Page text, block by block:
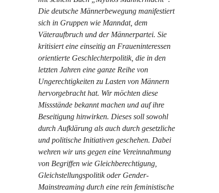
Die deutsche Männerbewegung manifestiert
sich in Gruppen wie Manndat, dem
Väteraufbruch und der Männerpartei. Sie
kritisiert eine einseitig an Fraueninteressen
orientierte Geschlechterpolitik, die in den
letzten Jahren eine ganze Reihe von
Ungerechtigkeiten zu Lasten von Männern
hervorgebracht hat. Wir möchten diese
Missstände bekannt machen und auf ihre
Beseitigung hinwirken. Dieses soll sowohl
durch Aufklärung als auch durch gesetzliche
und politische Initiativen geschehen. Dabei
wehren wir uns gegen eine Vereinnahmung
von Begriffen wie Gleichberechtigung,
Gleichstellungspolitik oder Gender-
Mainstreaming durch eine rein feministische